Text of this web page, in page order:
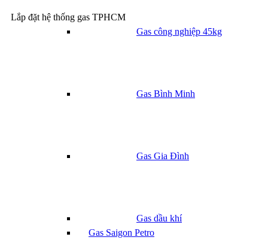
Gas công nghiệp 45kg
Gas Bình Minh
Gas Gia Đình
Gas dầu khí
Gas Saigon Petro
Lắp đặt hệ thống gas TPHCM